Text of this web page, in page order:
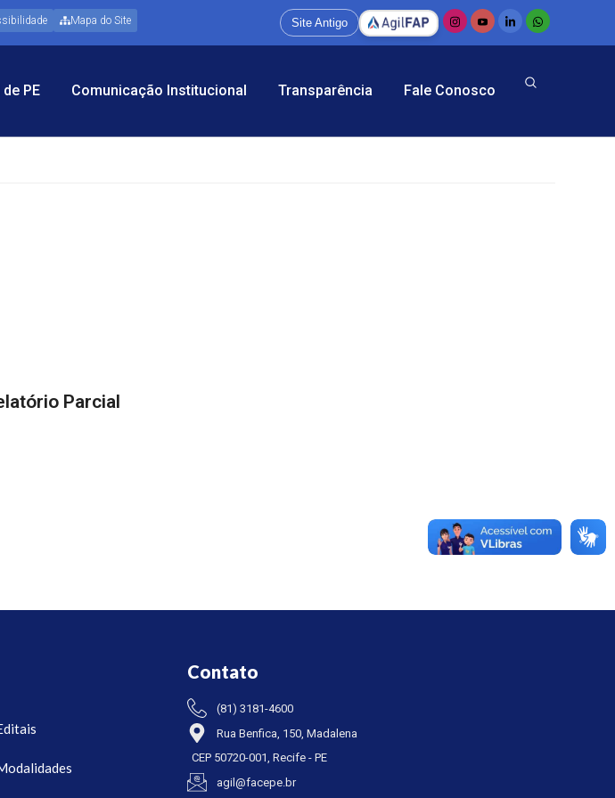
Mapa do Site Site Antigo
PE Comunicação Institucional Transparência Fale Conosco
Parcial
Contato
(81) 3181-4600
Rua Benfica, 150, Madalena
CEP 50720-001, Recife - PE
agil@facepe.br